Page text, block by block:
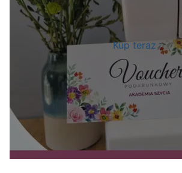
Kup teraz